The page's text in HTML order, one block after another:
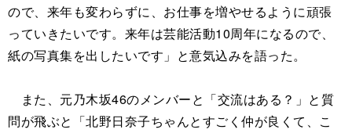
ので、来年も変わらずに、お仕事を増やせるように頑張
っていきたいです。来年は芸能活動10周年になるので、
紙の写真集を出したいです」と意気込みを語った。
また、元乃木坂46のメンバーと「交流はある？」と質
問が飛ぶと「北野日奈子ちゃんとすごく仲が良くて、こ